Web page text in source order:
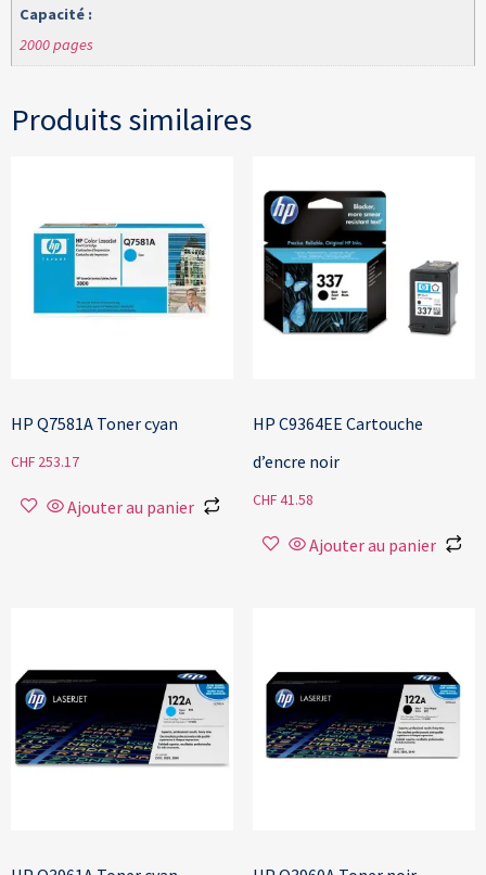
Capacité :
2000 pages
Produits similaires
HP Q7581A Toner cyan
CHF 253.17
Ajouter au panier
HP C9364EE Cartouche
d’encre noir
CHF41.58
Ajouter au panier